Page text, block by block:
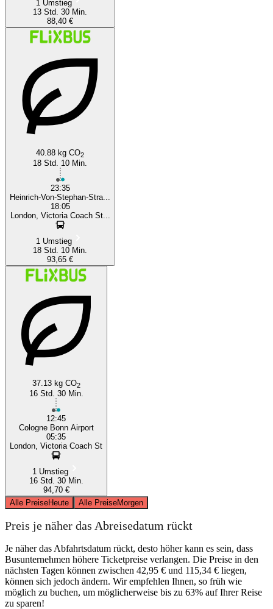
1 Umstieg
13 Std. 30 Min.
88,40 €
40.88 kg CO2
18 Std. 10 Min.
23:35
Heinrich-Von-Stephan-Stra...
18:05
London, Victoria Coach St...
1 Umstieg
18 Std. 10 Min.
93,65 €
37.13 kg CO2
16 Std. 30 Min.
12:45
Cologne Bonn Airport
05:35
London, Victoria Coach St
1 Umstieg
16 Std. 30 Min.
94,70 €
Alle PreiseHeute Alle PreiseMorgen
Preis je näher das Abreisedatum rückt
Je näher das Abfahrtsdatum rückt, desto höher kann es sein, dass
Busunternehmen höhere Ticketpreise verlangen. Die Preise in den
nächsten Tagen können zwischen 42,95 € und 115,34 € liegen,
können sich jedoch ändern. Wir empfehlen Ihnen, so früh wie
möglich zu buchen, um möglicherweise bis zu 63% auf Ihrer Reise
zu sparen!